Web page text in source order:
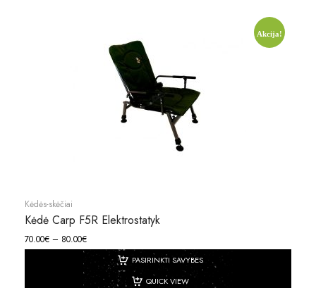
Akcija!
Kėdės-skėčiai
Kėdė Carp F5R Elektrostatyk
70.00€ – 80.00€
PASIRINKTI SAVYBES
QUICK VIEW